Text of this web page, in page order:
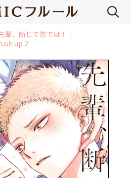
輩、断じて恋では！ chevron_right
up 2